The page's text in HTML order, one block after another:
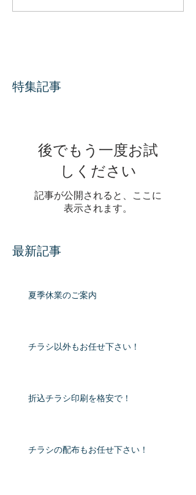
特集記事
後でもう一度お試
しください
記事が公開されると、ここに
表示されます。
最新記事
夏季休業のご案内
チラシ以外もお任せ下さい！
折込チラシ印刷を格安で！
チラシの配布もお任せ下さい！